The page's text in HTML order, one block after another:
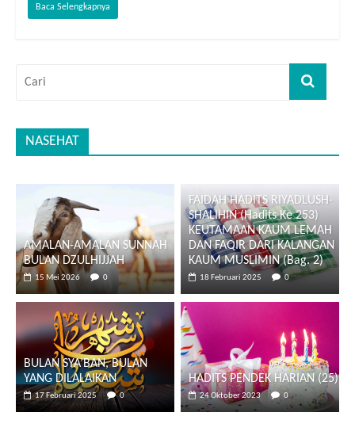
Baca Selengkapnya
NASEHAT
AMALAN-AMALAN SUNNAH
BULAN DZULHIJJAH
15 Mei 2026 0
FAIDAH HADITS RIYADLUSH-
SHALIHIN (Hadits Ke 253)
KEUTAMAAN KAUM LEMAH
DAN FAQIR DARI KALANGAN
KAUM MUSLIMIN (Bag. 2)
18 Februari 2025 0
BULAN SYA’BAN, BULAN
YANG DILALAIKAN
17 Februari 2025 0
HADITS PENDEK HARIAN (25)
24 Oktober 2023 0